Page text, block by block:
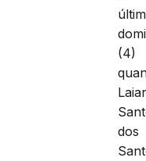
(4)
dos